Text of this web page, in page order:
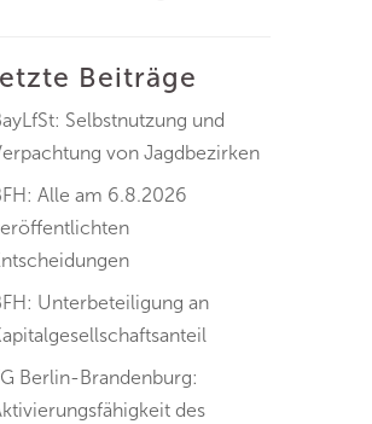
Beiträge
Selbstnutzung und
von Jagdbezirken
Alle am 6.8.2026
Unterbeteiligung an
Berlin-Brandenburg:
des